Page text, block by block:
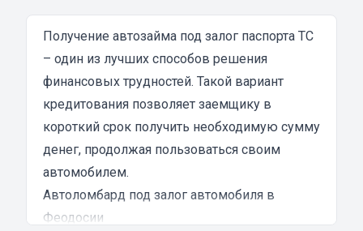
затянутым и занял много времени и усилий.
Никакого профессионализма и
Разочарование и раздражение - это все, что я
испытал в результате этого кредита...
Получение автозайма под залог паспорта ТС
– один из лучших способов решения
финансовых трудностей. Такой вариант
кредитования позволяет заемщику в
короткий срок получить необходимую сумму
денег, продолжая пользоваться своим
автомобилем.
Автоломбард под залог автомобиля в
Феодосии